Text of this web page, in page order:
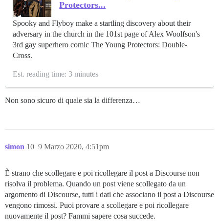
Protectors...
Spooky and Flyboy make a startling discovery about their
adversary in the church in the 101st page of Alex Woolfson's
3rd gay superhero comic The Young Protectors: Double-
Cross.
Est. reading time: 3 minutes
Non sono sicuro di quale sia la differenza…
simon 9 Marzo 2020, 4:51pm
10
È strano che scollegare e poi ricollegare il post a Discourse non
risolva il problema. Quando un post viene scollegato da un
argomento di Discourse, tutti i dati che associano il post a Discourse
vengono rimossi. Puoi provare a scollegare e poi ricollegare
nuovamente il post? Fammi sapere cosa succede.